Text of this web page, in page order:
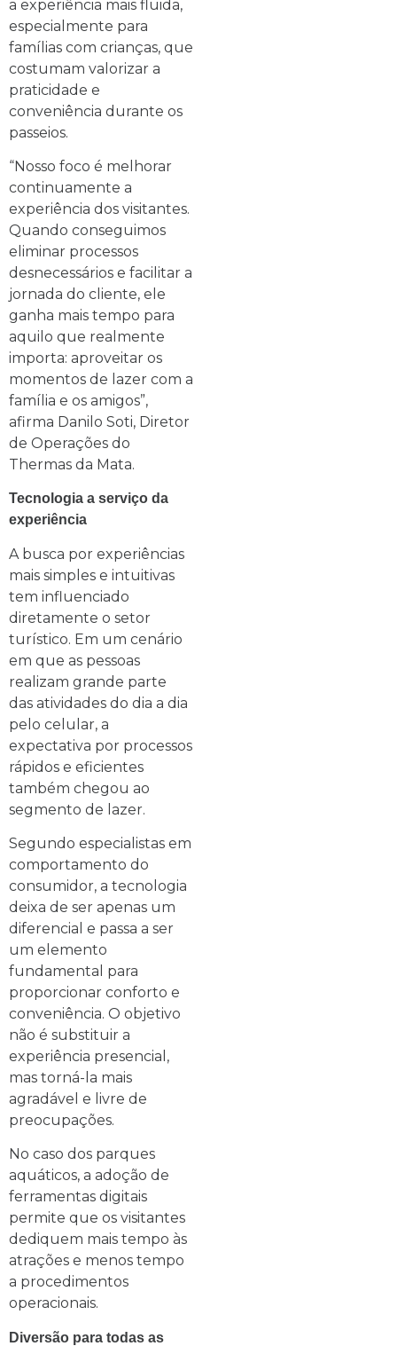
a experiência mais fluida,
especialmente para
famílias com crianças, que
costumam valorizar a
praticidade e
conveniência durante os
passeios.
“Nosso foco é melhorar
continuamente a
experiência dos visitantes.
Quando conseguimos
eliminar processos
desnecessários e facilitar a
jornada do cliente, ele
ganha mais tempo para
aquilo que realmente
importa: aproveitar os
momentos de lazer com a
família e os amigos”,
afirma Danilo Soti, Diretor
de Operações do
Thermas da Mata.
Tecnologia a serviço da
experiência
A busca por experiências
mais simples e intuitivas
tem influenciado
diretamente o setor
turístico. Em um cenário
em que as pessoas
realizam grande parte
das atividades do dia a dia
pelo celular, a
expectativa por processos
rápidos e eficientes
também chegou ao
segmento de lazer.
Segundo especialistas em
comportamento do
consumidor, a tecnologia
deixa de ser apenas um
diferencial e passa a ser
um elemento
fundamental para
proporcionar conforto e
conveniência. O objetivo
não é substituir a
experiência presencial,
mas torná-la mais
agradável e livre de
preocupações.
No caso dos parques
aquáticos, a adoção de
ferramentas digitais
permite que os visitantes
dediquem mais tempo às
atrações e menos tempo
a procedimentos
operacionais.
Diversão para todas as